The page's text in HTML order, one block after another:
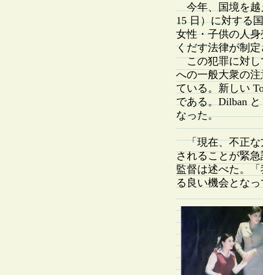
今年、国境を越
15 日）に対する
女性・子供の人
くだす法律が制
この犯罪に対し
への一般大衆の
ている。新しい
である。Dilban
なった。
「現在、不正な
されることが緊
監督は述べた。
る良い機会とな